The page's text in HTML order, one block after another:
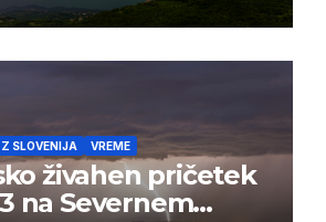
SLOVENIJA VREME
živahen pričetek
na Severnem